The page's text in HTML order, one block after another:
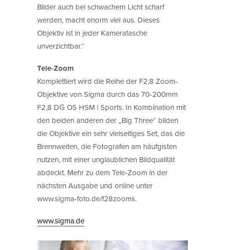
Bilder auch bei schwachem Licht scharf
werden, macht enorm viel aus. Dieses
Objektiv ist in jeder Kameratasche
unverzichtbar.“
Tele-Zoom
Komplettiert wird die Reihe der F2,8 Zoom-
Objektive von Sigma durch das 70-200mm
F2,8 DG OS HSM | Sports. In Kombination mit
den beiden anderen der „Big Three“ bilden
die Objektive ein sehr vielseitiges Set, das die
Brennweiten, die Fotografen am häufgisten
nutzen, mit einer unglaublichen Bildqualität
abdeckt. Mehr zu dem Tele-Zoom in der
nächsten Ausgabe und online unter
www.sigma-foto.de/f28zooms.
www.sigma.de